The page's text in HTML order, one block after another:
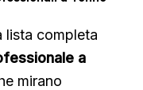
lista completa
a
mirano